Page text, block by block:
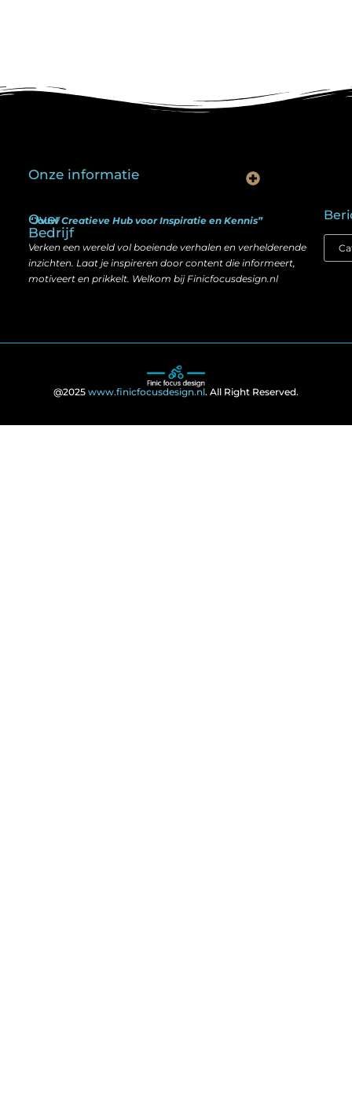
Over
Bedrijf
“Jouw Creatieve Hub voor Inspiratie en Kennis”
Verken een wereld vol boeiende verhalen en verhelderende
inzichten. Laat je inspireren door content die informeert,
motiveert en prikkelt. Welkom bij Finicfocusdesign.nl
Onze informatie
@2025 www.finicfocusdesign.nl. All Right Reserved.